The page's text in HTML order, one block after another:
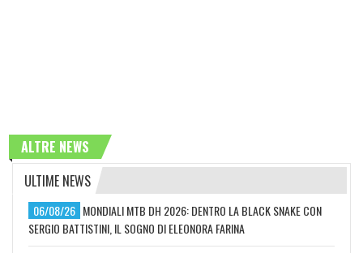
ALTRE NEWS
ULTIME NEWS
06/08/26 MONDIALI MTB DH 2026: DENTRO LA BLACK SNAKE CON
SERGIO BATTISTINI, IL SOGNO DI ELEONORA FARINA